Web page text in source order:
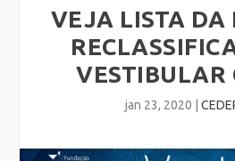
VEJA LISTA DA
VESTIBULAR
jan 23, 2020